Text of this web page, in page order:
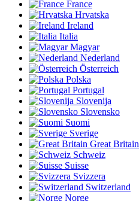
France
Hrvatska
Ireland
Italia
Magyar
Nederland
Österreich
Polska
Portugal
Slovenija
Slovensko
Suomi
Sverige
Great Britain
Schweiz
Suisse
Svizzera
Switzerland
Norge